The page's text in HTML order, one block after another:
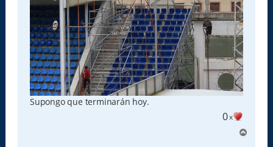
Supongo que terminarán hoy.
0x